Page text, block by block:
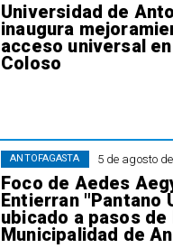
Universidad de
inaugura
acceso universal
Coloso
5 de agosto
Foco de Aedes
Entierran "Pantano
ubicado a pasos de
Municipalidad de
ANTOFAGASTA